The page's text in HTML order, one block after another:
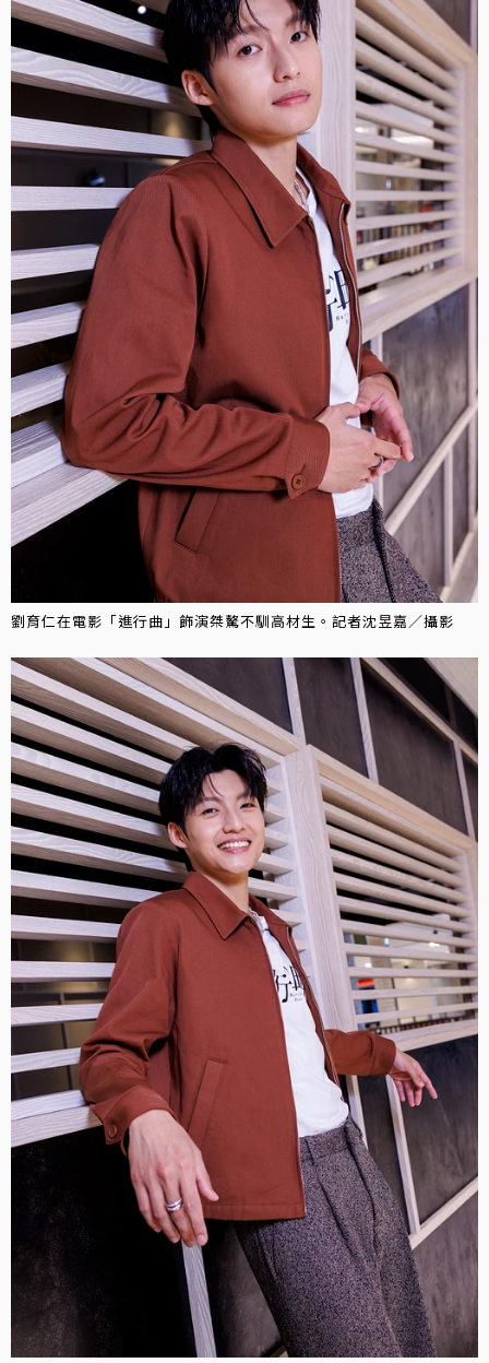
劉育仁在電影「進行曲」飾演桀驁不馴高材生。記者沈昱嘉／攝影